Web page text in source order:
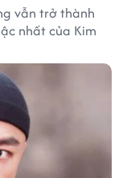
vẫn trở thành
nhất của Kim